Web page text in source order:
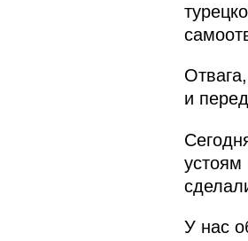
и
У нас